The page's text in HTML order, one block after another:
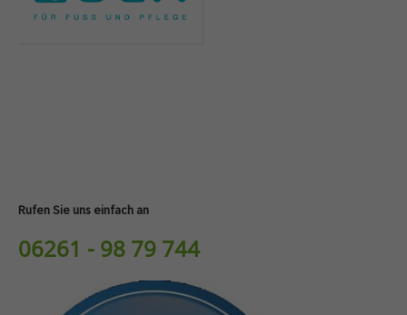
Have any questions?
Aenean commodo ligula eget dolor. Aenean massa. Cum
nascetur ridiculus mus. Donec quam felis, ultricies nec.
Rufen Sie uns einfach an
06261 - 98 79 744